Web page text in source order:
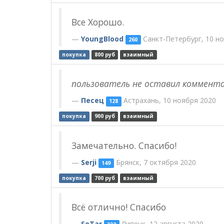
Все Хорошо.
YoungBlood 260 Санкт-Петербург, 10
покупка 800 руб взаимный
пользователь не оставил
Песец 128 Астрахань, 10 ноября 2020
покупка 900 руб взаимный
Замечательно. Спасибо!
Serji 149 Брянск, 7 октября 2020
покупка 700 руб взаимный
Всё отлично! Спасибо